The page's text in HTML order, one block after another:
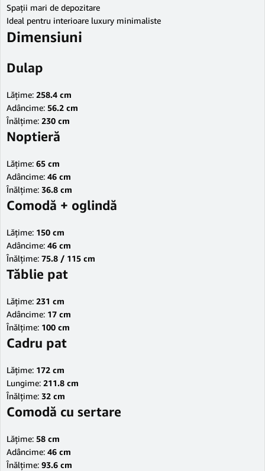
Spații mari de depozitare
Ideal pentru interioare luxury minimaliste
Dimensiuni
Dulap
Lățime: 258.4 cm
Adâncime: 56.2 cm
Înălțime: 230 cm
Noptieră
Lățime: 65 cm
Adâncime: 46 cm
Înălțime: 36.8 cm
Comodă + oglindă
Lățime: 150 cm
Adâncime: 46 cm
Înălțime: 75.8 / 115 cm
Tăblie pat
Lățime: 231 cm
Adâncime: 17 cm
Înălțime: 100 cm
Cadru pat
Lățime: 172 cm
Lungime: 211.8 cm
Înălțime: 32 cm
Comodă cu sertare
Lățime: 58 cm
Adâncime: 46 cm
Înălțime: 93.6 cm